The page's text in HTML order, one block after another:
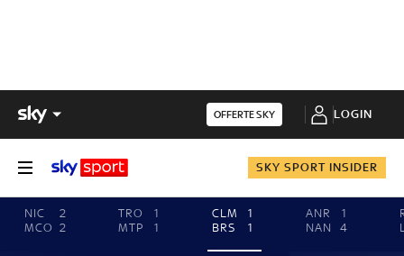
OFFERTE SKY LOGIN
SKY SPORT INSIDER
NIC
2
MCO 2
TRO
1
MTP
1
CLM
1
BRS
1
ANR
1
NAN
4